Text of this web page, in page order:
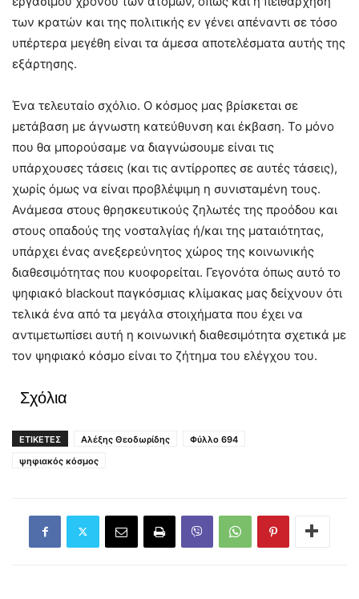
των κρατών και της πολιτικής εν γένει απέναντι σε τόσο
υπέρτερα μεγέθη είναι τα άμεσα αποτελέσματα αυτής της
εξάρτησης.
Ένα τελευταίο σχόλιο. Ο κόσμος μας βρίσκεται σε
μετάβαση με άγνωστη κατεύθυνση και έκβαση. Το μόνο
που θα μπορούσαμε να διαγνώσουμε είναι τις
υπάρχουσες τάσεις (και τις αντίρροπες σε αυτές τάσεις),
χωρίς όμως να είναι προβλέψιμη η συνισταμένη τους.
Ανάμεσα στους θρησκευτικούς ζηλωτές της προόδου και
στους οπαδούς της νοσταλγίας ή/και της ματαιότητας,
υπάρχει ένας ανεξερεύνητος χώρος της κοινωνικής
διαθεσιμότητας που κυοφορείται. Γεγονότα όπως αυτό το
ψηφιακό blackout παγκόσμιας κλίμακας μας δείχνουν ότι
τελικά ένα από τα μεγάλα στοιχήματα που έχει να
αντιμετωπίσει αυτή η κοινωνική διαθεσιμότητα σχετικά με
τον ψηφιακό κόσμο είναι το ζήτημα του ελέγχου του.
Σχόλια
ΕΤΙΚΕΤΕΣ Αλέξης Θεοδωρίδης
Φύλλο 694
ψηφιακός κόσμος